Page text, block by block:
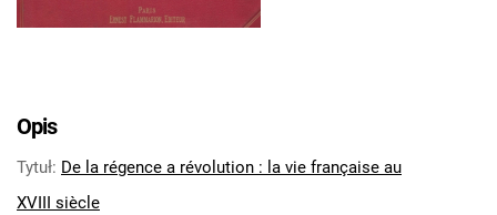
Opis
Tytuł: De la régence a révolution : la vie française au
XVIII siècle